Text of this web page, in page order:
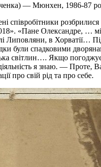
— Мюнхен, 1986-87
співробітники
«Пане Олександре, …
в Хорватії…
були спадковими
світлин…. Якщо
я знаю. — Проте,
про свій рід та про себе.